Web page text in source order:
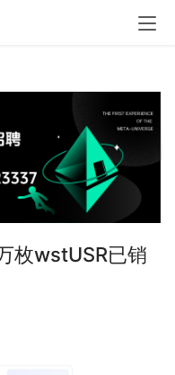
枚wstUSR已销